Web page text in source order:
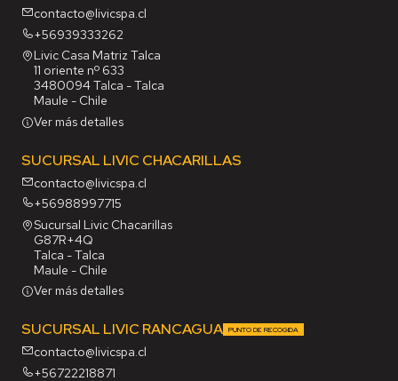
contacto@livicspa.cl
+56939333262
Livic Casa Matriz Talca
11 oriente nº 633
3480094 Talca - Talca
Maule - Chile
Ver más detalles
SUCURSAL LIVIC CHACARILLAS
contacto@livicspa.cl
+56988997715
Sucursal Livic Chacarillas
G87R+4Q
Talca - Talca
Maule - Chile
Ver más detalles
SUCURSAL LIVIC RANCAGUA PUNTO DE RECOGIDA
contacto@livicspa.cl
+56722218871